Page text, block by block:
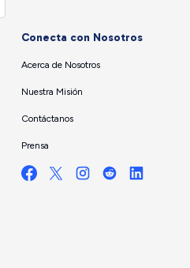
Conecta con Nosotros
Acerca de Nosotros
Nuestra Misión
Contáctanos
Prensa